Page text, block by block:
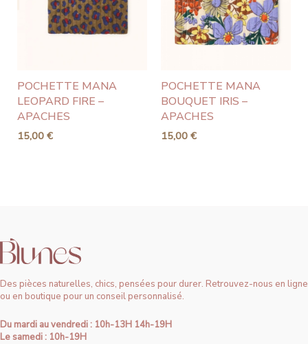
POCHETTE MANA
LEOPARD FIRE –
APACHES
15,00 €
POCHETTE MANA
BOUQUET IRIS –
APACHES
15,00 €
Des pièces naturelles, chics, pensées pour durer. Retrouvez-nous en ligne
ou en boutique pour un conseil personnalisé.
Du mardi au vendredi : 10h-13H 14h-19H
Le samedi : 10h-19H